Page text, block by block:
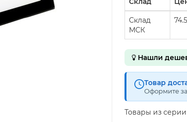
Склад
МСК
Нашли
Товар
Оформите
Товары из серии